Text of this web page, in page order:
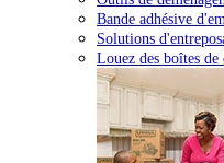
Bande adhésive
Solutions
Louez des boîtes de